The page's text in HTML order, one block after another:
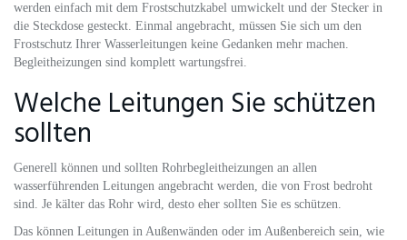
werden einfach mit dem Frostschutzkabel umwickelt und der Stecker in
die Steckdose gesteckt. Einmal angebracht, müssen Sie sich um den
Frostschutz Ihrer Wasserleitungen keine Gedanken mehr machen.
Begleitheizungen sind komplett wartungsfrei.
Welche Leitungen Sie schützen
sollten
Generell können und sollten Rohrbegleitheizungen an allen
wasserführenden Leitungen angebracht werden, die von Frost bedroht
sind. Je kälter das Rohr wird, desto eher sollten Sie es schützen.
Das können Leitungen in Außenwänden oder im Außenbereich sein, wie